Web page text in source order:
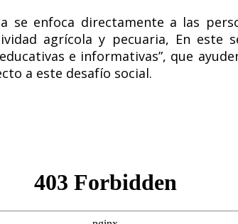
se enfoca directamente a las
agrícola y pecuaria, En este
e informativas”, que
a este desafío social.